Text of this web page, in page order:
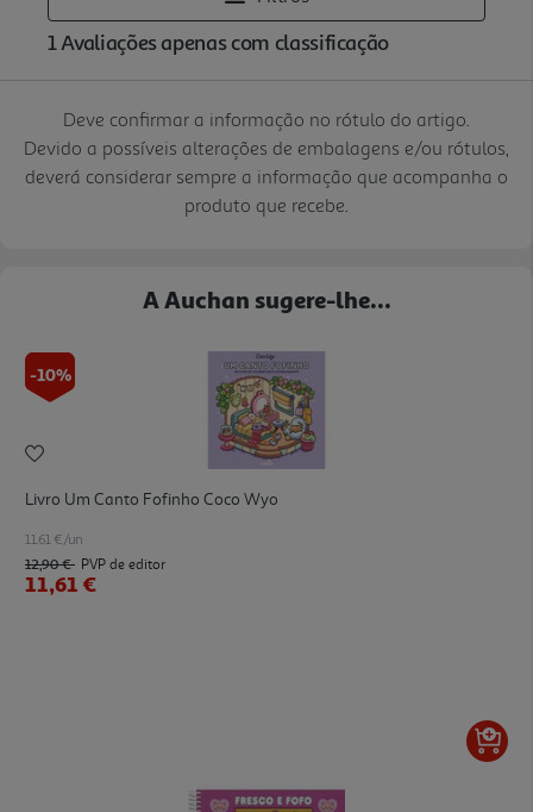
Deve confirmar a informação no rótulo do artigo.
Devido a possíveis alterações de embalagens e/ou rótulos,
deverá considerar sempre a informação que acompanha o
produto que recebe.
A Auchan sugere-lhe...
-10%
Livro Um Canto Fofinho Coco Wyo
11.61 €/un
12,90 € PVP de editor
11,61 €